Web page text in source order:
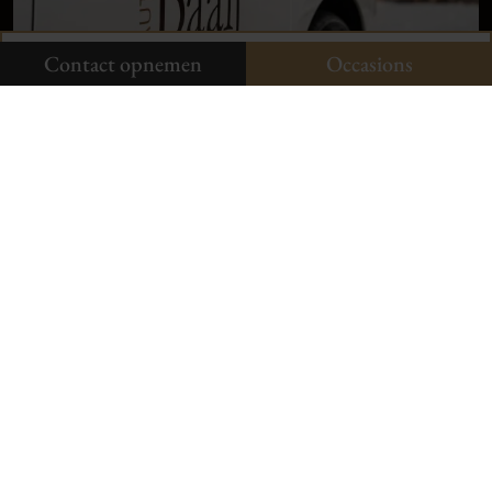
Contact opnemen
Contact opnemen Occasions
Onze occasions